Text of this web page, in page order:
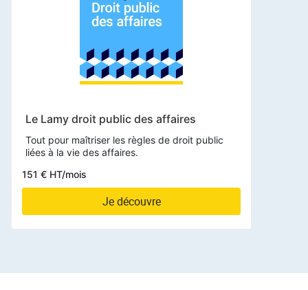
Le Lamy droit public des affaires
Tout pour maîtriser les règles de droit public
liées à la vie des affaires.
151 € HT/mois
Je découvre